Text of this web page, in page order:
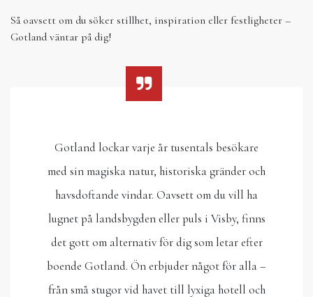
Så oavsett om du söker stillhet, inspiration eller festligheter –
Gotland väntar på dig!
Gotland lockar varje år tusentals besökare
med sin magiska natur, historiska gränder och
havsdoftande vindar. Oavsett om du vill ha
lugnet på landsbygden eller puls i Visby, finns
det gott om alternativ för dig som letar efter
boende Gotland. Ön erbjuder något för alla –
från små stugor vid havet till lyxiga hotell och